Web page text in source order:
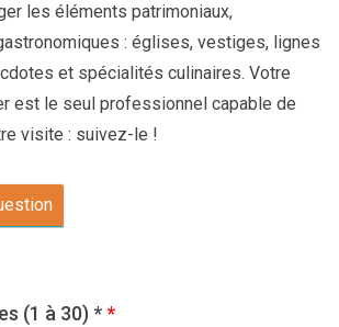
les éléments patrimoniaux,
: églises, vestiges, lignes
et spécialités culinaires. Votre
est le seul professionnel capable de
visite : suivez-le !
(1 à 30) **